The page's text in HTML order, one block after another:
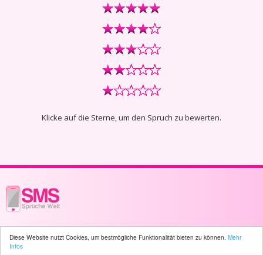
Diese Website nutzt Cookies, um bestmögliche Funktionalität bieten zu können. Mehr
Infos
Klicke auf die Sterne, um den Spruch zu bewerten.
© 2003 - 2026 -sms-sprueche-welt.ch- All rights reserved -112 user(s)
online